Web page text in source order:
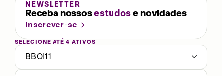
NEWSLETTER
Receba nossosestudose novidades
Inscrever-se
SELECIONE ATÉ 4 ATIVOS
BBOI11